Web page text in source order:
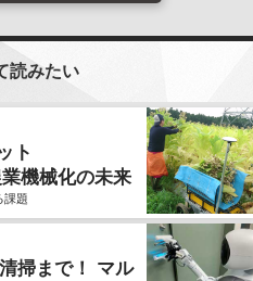
読みたい
ト
業機械化の未来
課題
掃まで！ マル